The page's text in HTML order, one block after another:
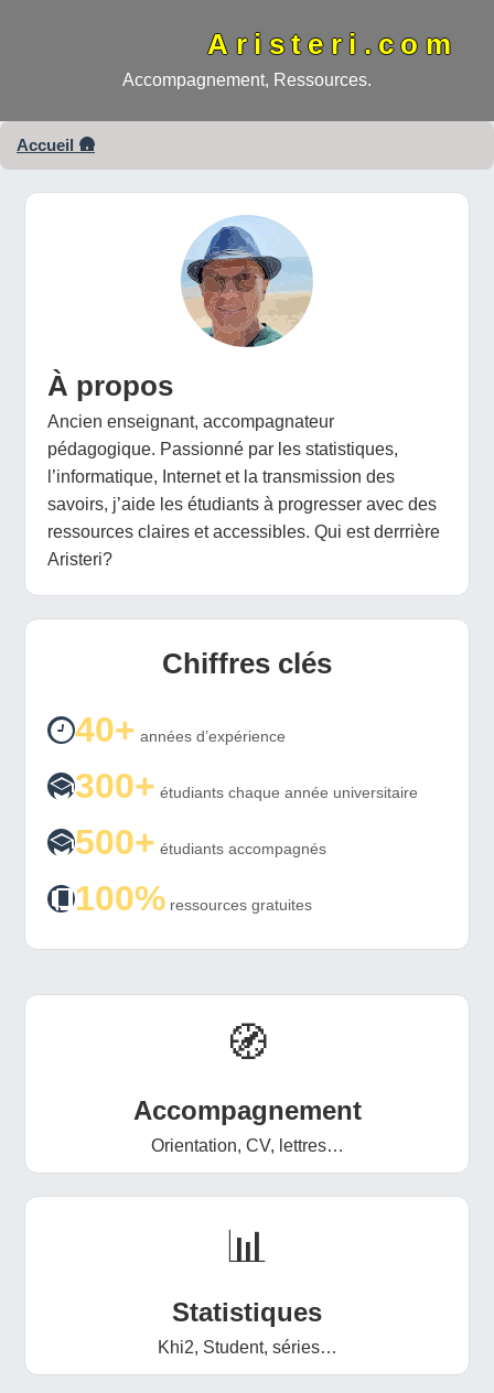
Aristeri.com
Accompagnement, Ressources.
Accueil 🛖
À propos
Ancien enseignant, accompagnateur
pédagogique. Passionné par les statistiques,
l’informatique, Internet et la transmission des
savoirs, j’aide les étudiants à progresser avec des
ressources claires et accessibles. Qui est derrrière
Aristeri?
Chiffres clés
40+ années d’expérience
300+ étudiants chaque année universitaire
500+ étudiants accompagnés
100% ressources gratuites
🧭
Accompagnement
Orientation, CV, lettres…
📊
Statistiques
Khi2, Student, séries…